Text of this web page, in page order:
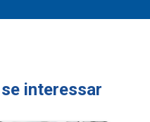
interessar